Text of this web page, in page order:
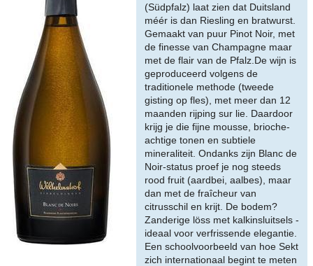
(Südpfalz) laat zien dat Duitsland
méér is dan Riesling en bratwurst.
Gemaakt van puur Pinot Noir, met
de finesse van Champagne maar
met de flair van de Pfalz.De wijn is
geproduceerd volgens de
traditionele methode (tweede
gisting op fles), met meer dan 12
maanden rijping sur lie. Daardoor
krijg je die fijne mousse, brioche-
achtige tonen en subtiele
mineraliteit. Ondanks zijn Blanc de
Noir-status proef je nog steeds
rood fruit (aardbei, aalbes), maar
dan met de fraîcheur van
citrusschil en krijt. De bodem?
Zanderige löss met kalkinsluitsels -
ideaal voor verfrissende elegantie.
Een schoolvoorbeeld van hoe Sekt
zich internationaal begint te meten